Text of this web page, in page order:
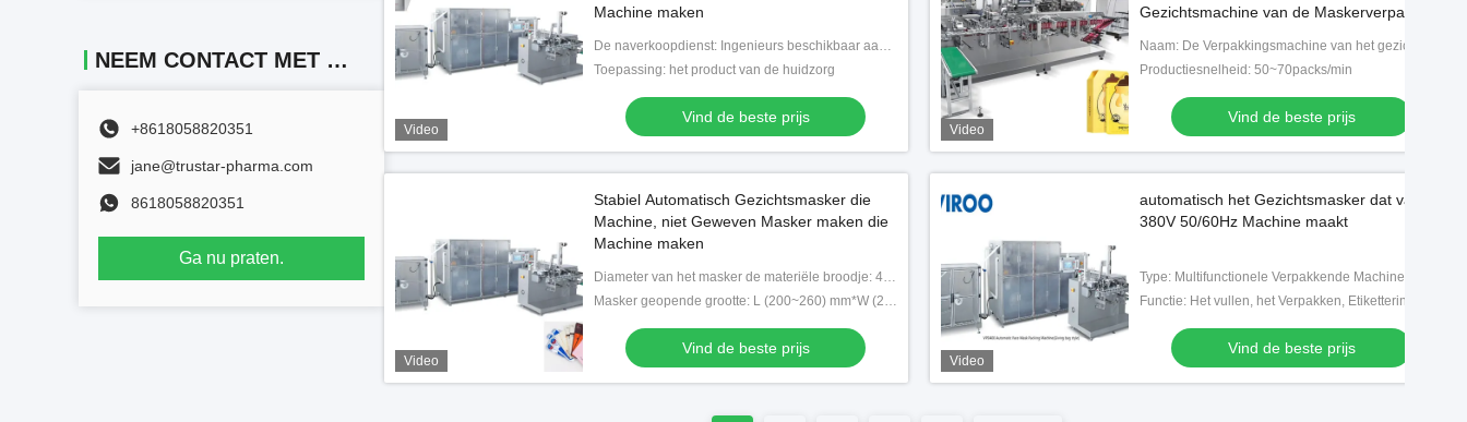
NEEM CONTACT MET ONS OP
+8618058820351
jane@trustar-pharma.com
8618058820351
Ga nu praten.
Video
Machine maken
De naverkoopdienst: Ingenieurs beschikbaar aan de dienstmachines overzee
Toepassing: het product van de huidzorg
Vind de beste prijs
Video
Gezichtsmachine van de Maskerverpakking
Productiesnelheid: 50~70packs/min
Vind de beste prijs
Video
Stabiel Automatisch Gezichtsmasker die
Machine, niet Geweven Masker maken die
Machine maken
Diameter van het masker de materiële broodje: 40~80g/m2-spinnen-kant niet-geweven +Polypropylene niet-geweven stof/parelfilm
Masker geopende grootte: L (200~260) mm*W (200~260) mm
Vind de beste prijs
Video
automatisch het Gezichtsmasker dat van
380V 50/60Hz Machine maakt
Type: Multifunctionele Verpakkende Machine
Vind de beste prijs